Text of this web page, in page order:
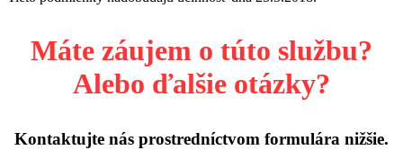
Máte záujem o túto službu?
Alebo ďalšie otázky?
Kontaktujte nás prostredníctvom formulára nižšie.